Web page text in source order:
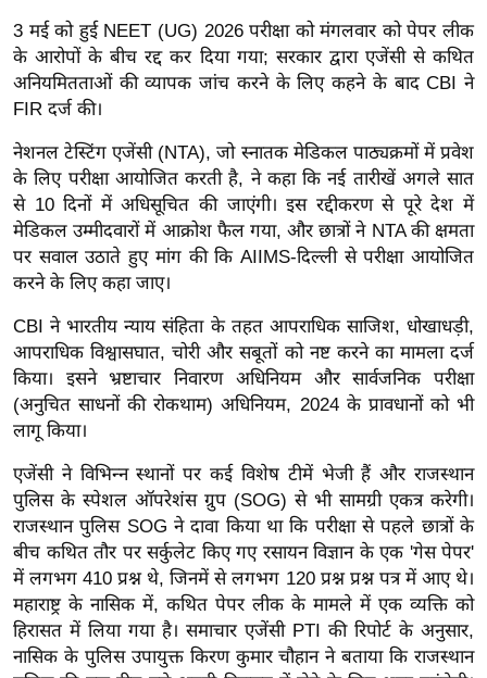
r
e
a
k
i
n
g
N
e
w
s
ला
इ
फ
स्टा
इ
ल
टे
क्नॉ
लॉ
जी
ब्यू
टी
3 मई को हुई NEET (UG) 2026 परीक्षा को मंगलवार को पेपर लीक
के आरोपों के बीच रद्द कर दिया गया; सरकार द्वारा एजेंसी से कथित
अनियमितताओं की व्यापक जांच करने के लिए कहने के बाद CBI ने
FIR दर्ज की।
नेशनल टेस्टिंग एजेंसी (NTA), जो स्नातक मेडिकल पाठ्यक्रमों में प्रवेश
के लिए परीक्षा आयोजित करती है, ने कहा कि नई तारीखें अगले सात
से 10 दिनों में अधिसूचित की जाएंगी। इस रद्दीकरण से पूरे देश में
मेडिकल उम्मीदवारों में आक्रोश फैल गया, और छात्रों ने NTA की क्षमता
पर सवाल उठाते हुए मांग की कि AIIMS-दिल्ली से परीक्षा आयोजित
करने के लिए कहा जाए।
CBI ने भारतीय न्याय संहिता के तहत आपराधिक साजिश, धोखाधड़ी,
आपराधिक विश्वासघात, चोरी और सबूतों को नष्ट करने का मामला दर्ज
किया। इसने भ्रष्टाचार निवारण अधिनियम और सार्वजनिक परीक्षा
(अनुचित साधनों की रोकथाम) अधिनियम, 2024 के प्रावधानों को भी
लागू किया।
एजेंसी ने विभिन्न स्थानों पर कई विशेष टीमें भेजी हैं और राजस्थान
पुलिस के स्पेशल ऑपरेशंस ग्रुप (SOG) से भी सामग्री एकत्र करेगी।
राजस्थान पुलिस SOG ने दावा किया था कि परीक्षा से पहले छात्रों के
बीच कथित तौर पर सर्कुलेट किए गए रसायन विज्ञान के एक 'गेस पेपर'
में लगभग 410 प्रश्न थे, जिनमें से लगभग 120 प्रश्न प्रश्न पत्र में आए थे।
महाराष्ट्र के नासिक में, कथित पेपर लीक के मामले में एक व्यक्ति को
हिरासत में लिया गया है। समाचार एजेंसी PTI की रिपोर्ट के अनुसार,
नासिक के पुलिस उपायुक्त किरण कुमार चौहान ने बताया कि राजस्थान